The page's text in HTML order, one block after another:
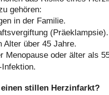
gehören:
in der Familie.
(Präeklampsie).
Alter über 45 Jahre.
Menopause oder älter als
stillen Herzinfarkt?